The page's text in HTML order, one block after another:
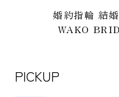
婚約指輪 結
WAKO
PICKUP